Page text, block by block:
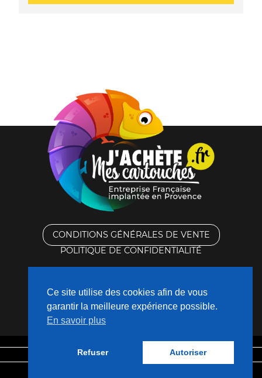
CONDITIONS GÉNÉRALES DE VENTE
POLITIQUE DE CONFIDENTIALITÉ
CONTACTEZ-NOUS
Mentions légales
Ce site utilise des cookies afin de vous
garantir la meilleure expérience possible.
En savoir plus
Refuser Autoriser